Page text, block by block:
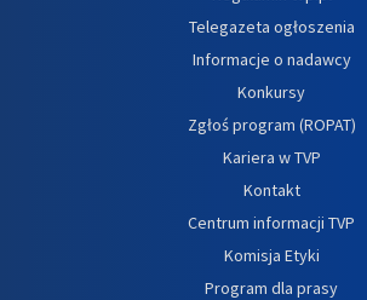
Telegazeta ogłoszenia
Informacje o nadawcy
Konkursy
Zgłoś program (ROPAT)
Kariera w TVP
Kontakt
Centrum informacji TVP
Komisja Etyki
Program dla prasy